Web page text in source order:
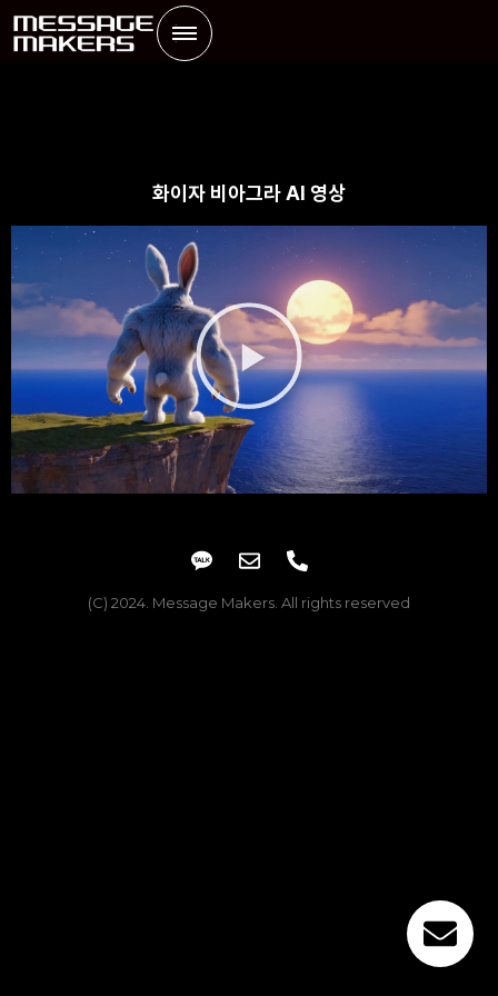
화이자 비아그라 AI 영상
(C) 2024. Message Makers. All rights reserved